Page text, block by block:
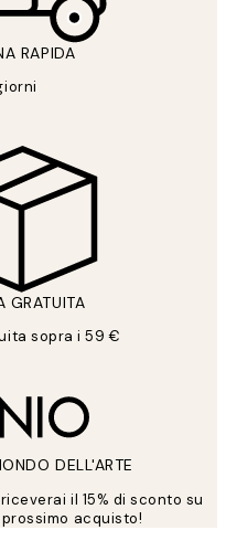
RAPIDA
GRATUITA
sopra i 59 €
DELL'ARTE
il 15% di sconto su
acquisto!